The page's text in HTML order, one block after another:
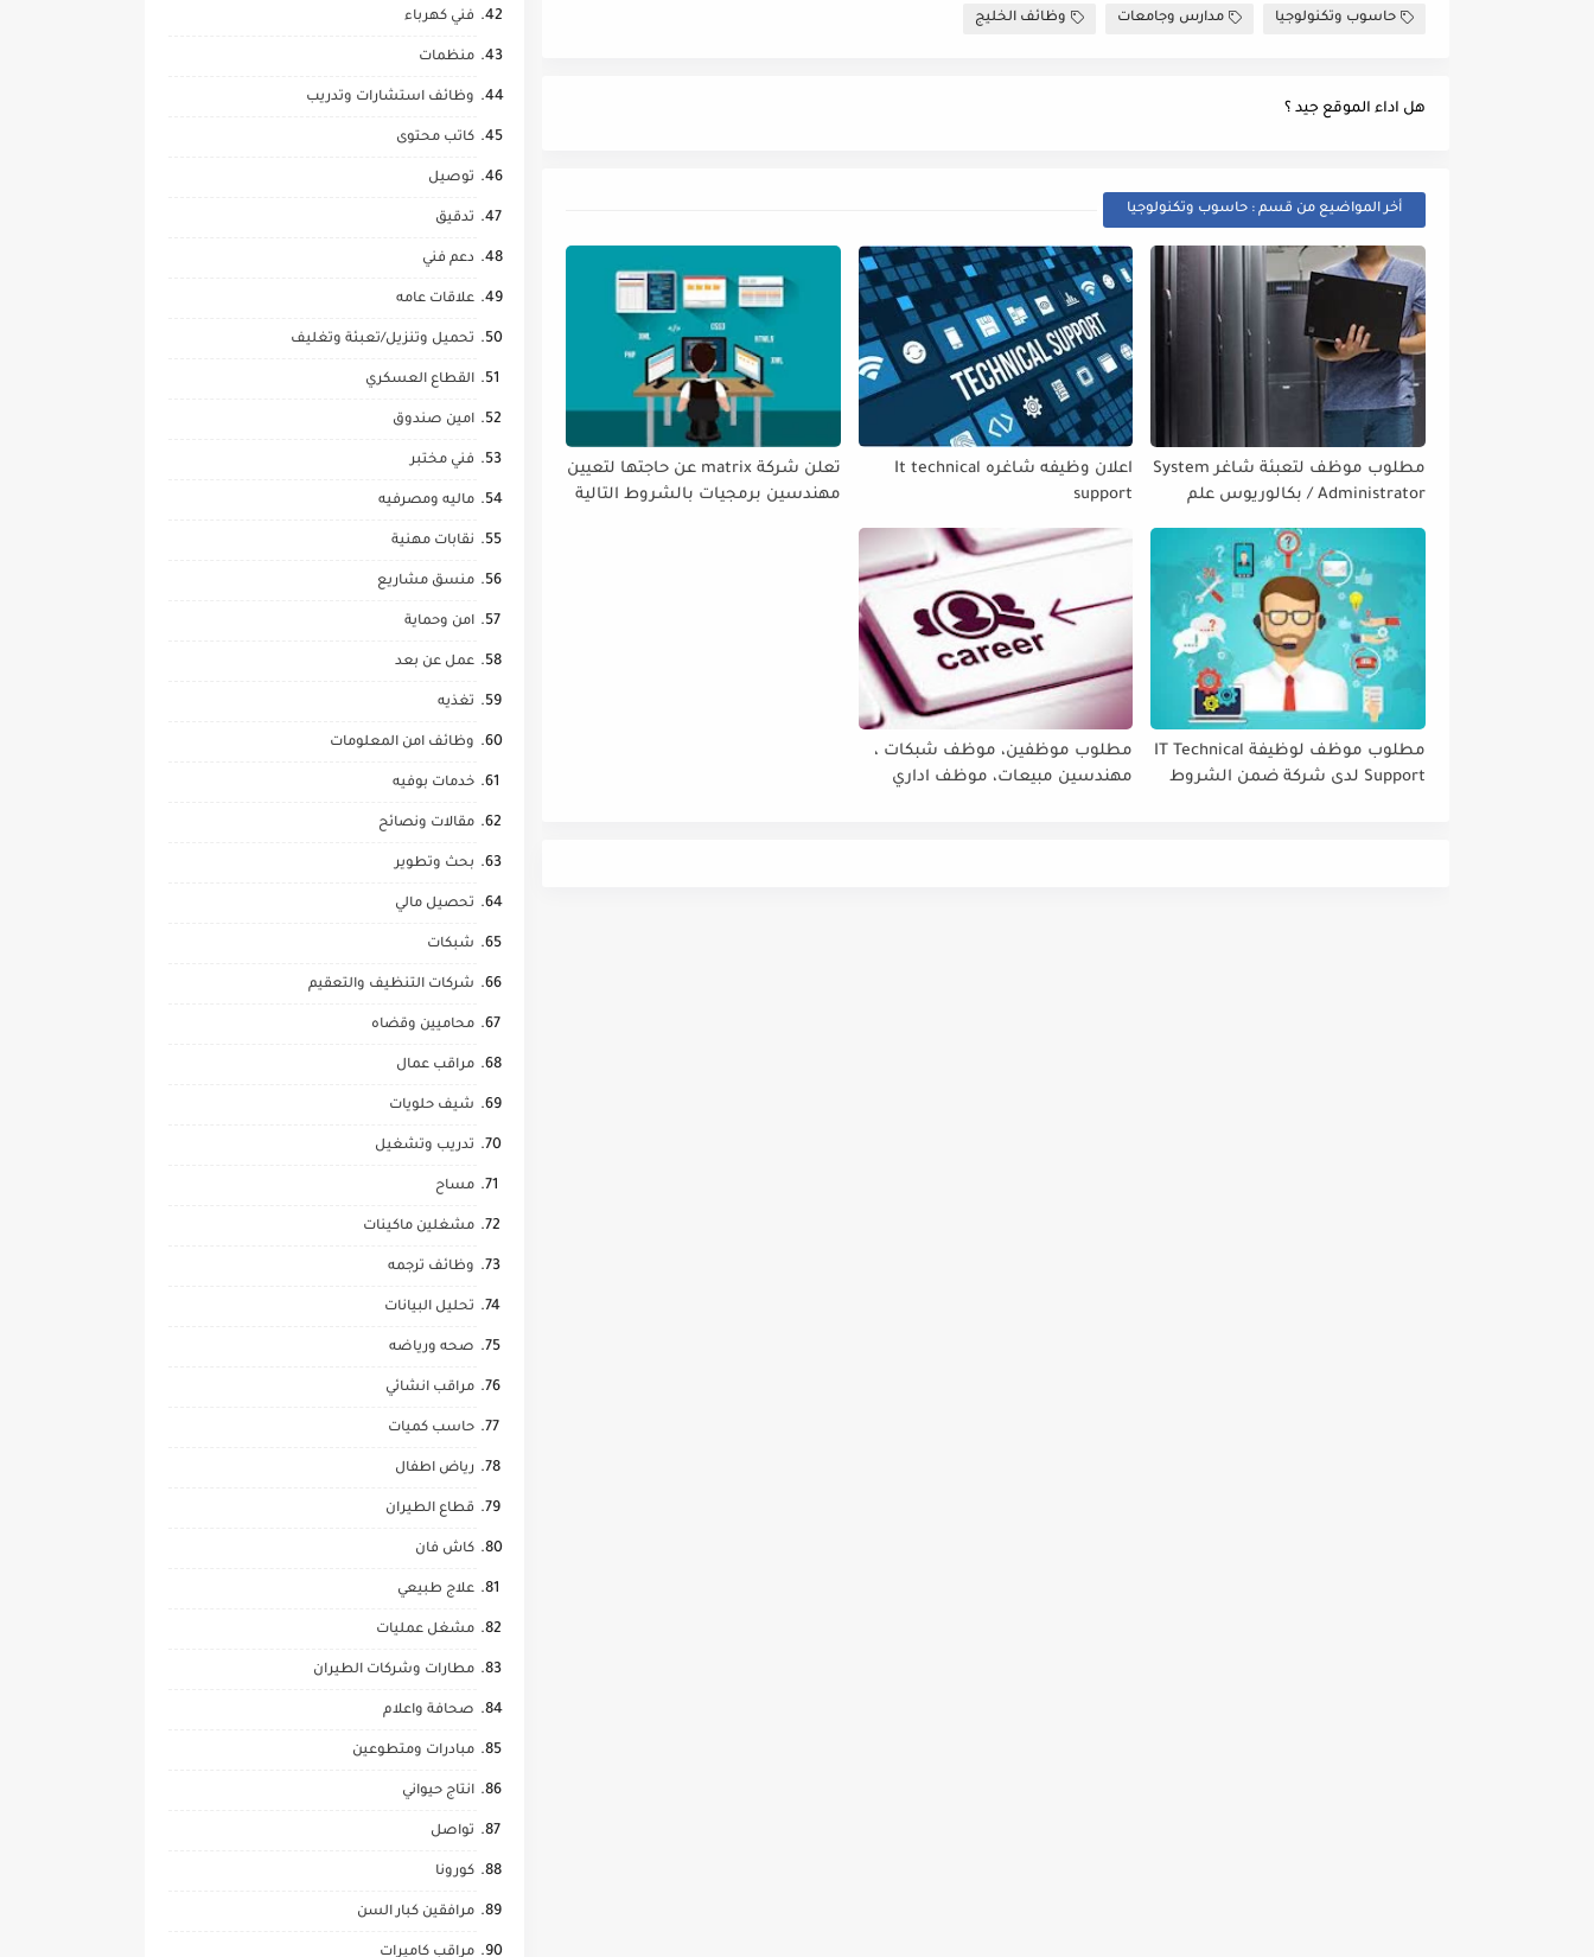
حاسوب وتكنولوجيا مدارس وجامعات وظائف الخليج
هل اداء الموقع جيد ؟
أخر المواضيع من قسم : حاسوب وتكنولوجيا
مطلوب موظف لتعبئة شاغر System
Administrator / بكالوريوس علم
اعلان وظيفه شاغره It technical
support
تعلن شركة matrix عن حاجتها لتعيين
مهندسين برمجيات بالشروط التالية
مطلوب موظف لوظيفة IT Technical
Support لدى شركة ضمن الشروط
مطلوب موظفين، موظف شبكات ،
مهندسين مبيعات، موظف اداري
فني كهرباء
منظمات
وظائف استشارات وتدريب
كاتب محتوى
توصيل
تدقيق
دعم فني
علاقات عامه
تحميل وتنزيل/تعبئة وتغليف
القطاع العسكري
امين صندوق
فني مختبر
ماليه ومصرفيه
نقابات مهنية
منسق مشاريع
امن وحماية
عمل عن بعد
تغذيه
وظائف امن المعلومات
خدمات بوفيه
مقالات ونصائح
بحث وتطوير
تحصيل مالي
شبكات
شركات التنظيف والتعقيم
محاميين وقضاه
مراقب عمال
شيف حلويات
تدريب وتشغيل
مساح
مشغلين ماكينات
وظائف ترجمه
تحليل البيانات
صحه ورياضه
مراقب انشائي
حاسب كميات
رياض اطفال
قطاع الطيران
كاش فان
علاج طبيعي
مشغل عمليات
مطارات وشركات الطيران
صحافة واعلام
مبادرات ومتطوعين
انتاج حيواني
تواصل
كورونا
مرافقين كبار السن
مراقب كاميرات